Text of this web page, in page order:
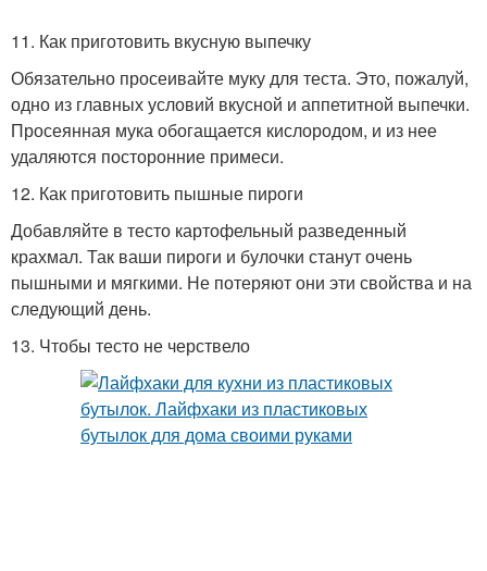
Полезные лайфхаки Готовка на кухне
Лайфхаки при
проектировании
Отличные лайфхаки
Лайфхаки для
маленьких
Лайфхаки для
практичных людей
Лайфхаки для уборки
11. Как приготовить вкусную выпечку
Обязательно просеивайте муку для теста. Это, пожалуй,
одно из главных условий вкусной и аппетитной выпечки.
Просеянная мука обогащается кислородом, и из нее
удаляются посторонние примеси.
12. Как приготовить пышные пироги
Добавляйте в тесто картофельный разведенный
крахмал. Так ваши пироги и булочки станут очень
пышными и мягкими. Не потеряют они эти свойства и на
следующий день.
13. Чтобы тесто не черствело